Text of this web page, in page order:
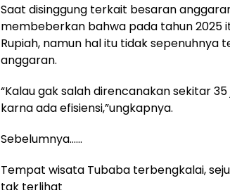
Saat disinggung terkait besaran
membeberkan bahwa pada tahun 2025
Rupiah, namun hal itu tidak sepenuhnya
anggaran.
“Kalau gak salah direncanakan sekitar
karna ada efisiensi,”ungkapnya.
Sebelumnya……
Tempat wisata Tubaba terbengkalai,